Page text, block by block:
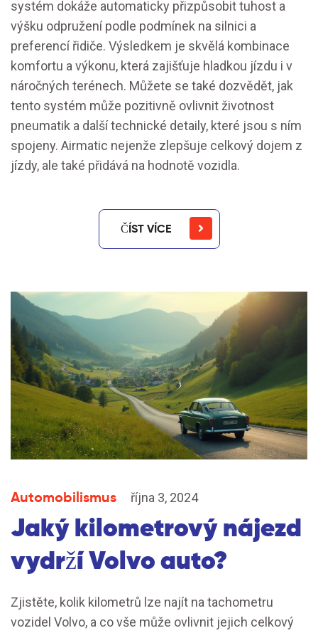
systém dokáže automaticky přizpůsobit tuhost a
výšku odpružení podle podmínek na silnici a
preferencí řidiče. Výsledkem je skvělá kombinace
komfortu a výkonu, která zajišťuje hladkou jízdu i v
náročných terénech. Můžete se také dozvědět, jak
tento systém může pozitivně ovlivnit životnost
pneumatik a další technické detaily, které jsou s ním
spojeny. Airmatic nejenže zlepšuje celkový dojem z
jízdy, ale také přidává na hodnotě vozidla.
ČÍST VÍCE
Automobilismus října 3, 2024
Jaký kilometrový nájezd
vydrží Volvo auto?
Zjistěte, kolik kilometrů lze najít na tachometru
vozidel Volvo, a co vše může ovlivnit jejich celkový